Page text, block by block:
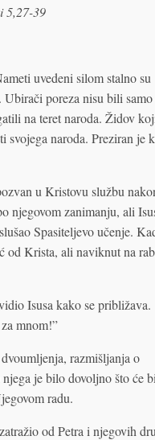
5,27-39
uvedeni silom stalno su
poreza nisu bili samo
na teret naroda. Židov
naroda. Preziran je
u Kristovu službu
njegovom zanimanju, ali
Spasiteljevo učenje.
od Krista, ali naviknut na
Isusa kako se približava.
mnom!”
razmišljanja o
je bilo dovoljno što će
radu.
od Petra i njegovih